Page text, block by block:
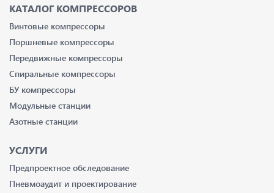
КАТАЛОГ КОМПРЕССОРОВ
Винтовые компрессоры
Поршневые компрессоры
Передвижные компрессоры
Спиральные компрессоры
БУ компрессоры
Модульные станции
Азотные станции
УСЛУГИ
Предпроектное обследование
Пневмоаудит и проектирование